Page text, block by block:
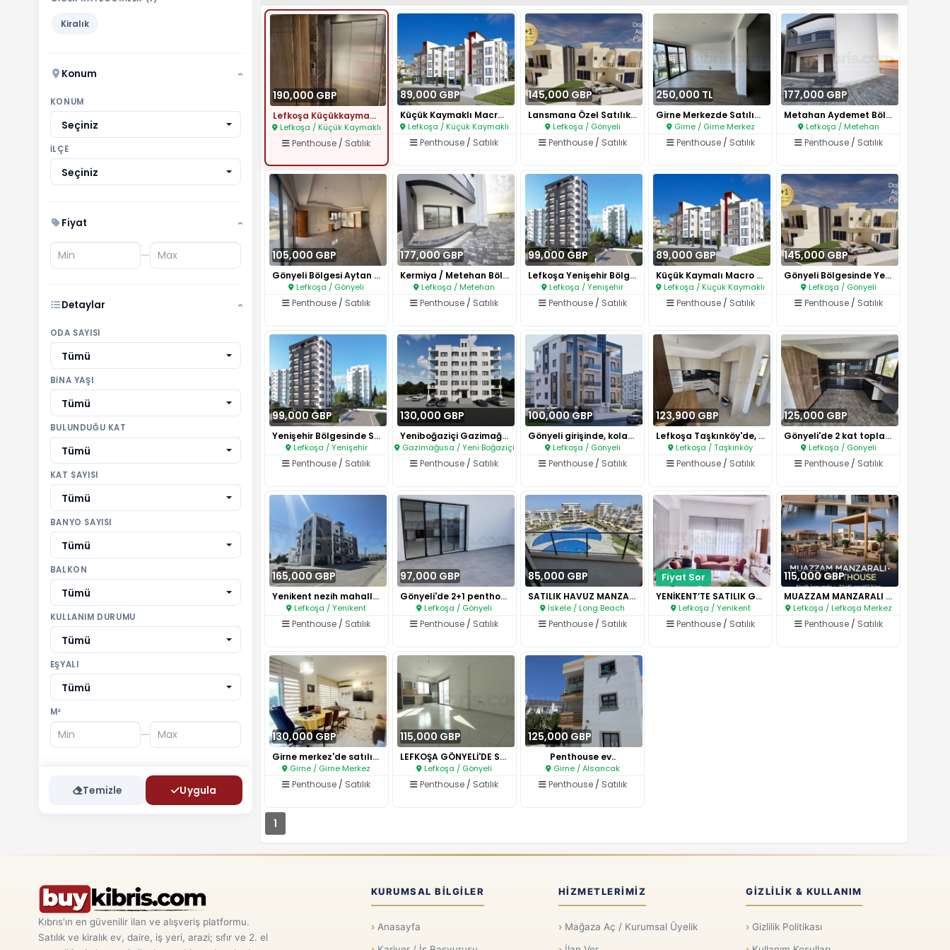
Kiralık
Konum ›
KONUM
Seçiniz
İLÇE
Seçiniz
Fiyat ›
—
Detaylar ›
ODA SAYISI
Tümü
BINA YAŞI
Tümü
BULUNDUĞU KAT
Tümü
KAT SAYISI
Tümü
BANYO SAYISI
Tümü
BALKON
Tümü
KULLANIM DURUMU
Tümü
EŞYALI
Tümü
M²
—
Temizle Uygula
190,000 GBP
Lefkoşa Küçükkaymaklida 3+1 P..
Lefkoşa / Küçük Kaymaklı
Penthouse / Satılık
89,000 GBP
Küçük Kaymaklı Macro Market Ar..
Lefkoşa / Küçük Kaymaklı
Penthouse / Satılık
145,000 GBP
Lansmana Özel Satılık Lüx Dair..
Lefkoşa / Gönyeli
Penthouse/ Satılık
250,000 TL
Girne Merkezde Satılık Dağ ve ..
Girne / Girne Merkez
Penthouse/ Satılık
177,000 GBP
Metahan Aydemet Bölgesinda Gel..
Lefkoşa / Metehan
Penthouse/ Satılık
105,000 GBP
Gönyeli Bölgesi Aytan Market C..
Lefkoşa / Gönyeli
Penthouse / Satılık
177,000 GBP
Kermiya / Metehan Bölgesinde 3..
Lefkoşa / Metehan
Penthouse / Satılık
99,000 GBP
Lefkoşa Yenişehir Bölgesinde 2..
Lefkoşa / Yenişehir
Penthouse/ Satılık
89,000 GBP
Küçük Kaymalı Macro Market Hem..
Lefkoşa / Küçük Kaymaklı
Penthouse/ Satılık
145,000 GBP
Gönyeli Bölgesinde Yeni Çevre ..
Lefkoşa / Gönyeli
Penthouse/ Satılık
99,000 GBP
Yenişehir Bölgesinde Satılık 2..
Lefkoşa / Yenişehir
Penthouse / Satılık
130,000 GBP
Yeniboğaziçi Gazimağusa ‘da mu..
Gazimağusa / Yeni Boğaziçi
Penthouse / Satılık
100,000 GBP
Gönyeli girişinde, kolan hasta..
Lefkoşa / Gönyeli
Penthouse/ Satılık
123,900 GBP
Lefkoşa Taşkınköy'de, türk koç..
Lefkoşa / Taşkınköy
Penthouse/ Satılık
125,000 GBP
Gönyeli'de 2 kat toplam 4 dair..
Lefkoşa / Gönyeli
Penthouse/ Satılık
165,000 GBP
Yenikent nezih mahallede,asans..
Lefkoşa / Yenikent
Penthouse / Satılık
97,000 GBP
Gönyeli'de 2+1 penthouse daire..
Lefkoşa / Gönyeli
Penthouse / Satılık
85,000 GBP
SATILIK HAVUZ MANZARALI STÜDYO..
İskele / Long Beach
Penthouse/ Satılık
Fiyat Sor
YENİKENT’TE SATILIK GÜNEŞ ENER..
Lefkoşa / Yenikent
Penthouse/ Satılık
115,000 GBP
MUAZZAM MANZARALI • DEV PENTH..
Lefkoşa / Lefkoşa Merkez
Penthouse/ Satılık
130,000 GBP
Girne merkez'de satılık 2+1 pe..
Girne / Girne Merkez
Penthouse / Satılık
115,000 GBP
LEFKOŞA GÖNYELİ'DE SATILIK PEN..
Lefkoşa / Gönyeli
Penthouse / Satılık
125,000 GBP
Penthouse ev..
Girne / Alsancak
Penthouse/ Satılık
1
Kıbrıs'ın en güvenilir ilan ve alışveriş platformu.
Satılık ve kiralık ev, daire, iş yeri, arazi; sıfır ve 2. el
KURUMSAL BILGILER
Anasayfa
HIZMETLERIMIZ
Mağaza Aç / Kurumsal Üyelik
GIZLILIK & KULLANIM
Gizlilik Politikası